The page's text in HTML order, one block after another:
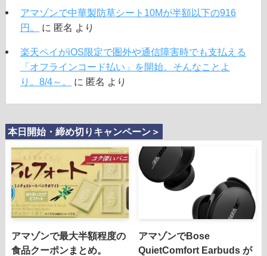
アマゾンで中華製防草シート10Mが半額以下の916
円。
に 匿名 より
楽天ペイがiOS限定で圏外や通信障害時でも支払える
「オフラインコード払い」を開始。そんなことよ
り。8/4～。
に 匿名 より
本日開始・締め切りキャンペーン＞
アマゾンで最大半額程度の
食品クーポンまとめ。
アマゾンでBose
QuietComfort Earbuds が